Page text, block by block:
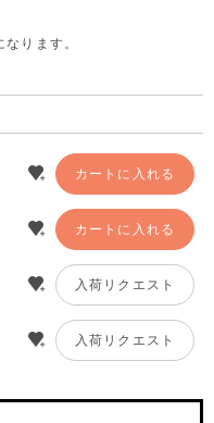
ります。
カートに入れる
カートに入れる
入荷リクエスト
入荷リクエスト